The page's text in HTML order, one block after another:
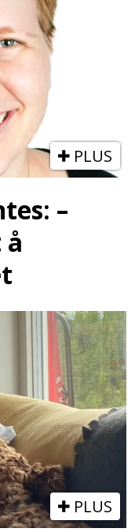
PLUS
–
PLUS